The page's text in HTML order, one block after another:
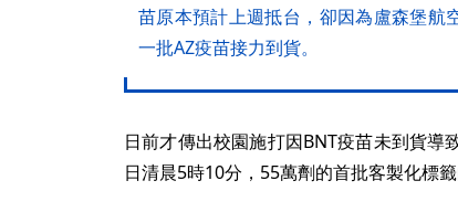
苗原本預計上週抵台，卻因為盧森堡航
一批AZ疫苗接力到貨。
日前才傳出校園施打因BNT疫苗未到貨
日清晨5時10分，55萬劑的首批客製化標